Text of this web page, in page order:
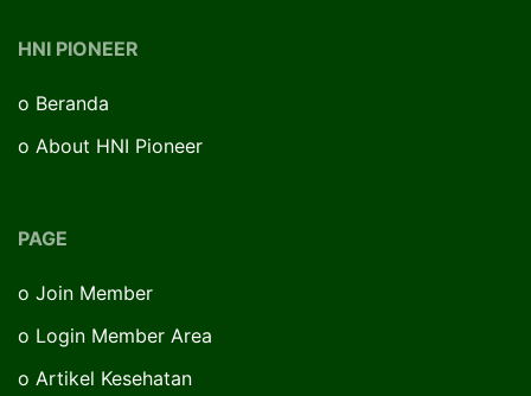
HNI PIONEER
o Beranda
o About HNI Pioneer
PAGE
o Join Member
o Login Member Area
o Artikel Kesehatan